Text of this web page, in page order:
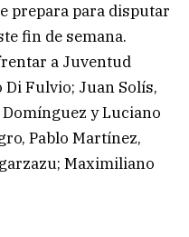
prepara para disputar
fin de semana.
a Juventud
Fulvio; Juan Solís,
y Luciano
Pablo Martínez,
Maximiliano